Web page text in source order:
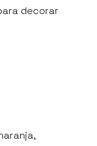
decorar